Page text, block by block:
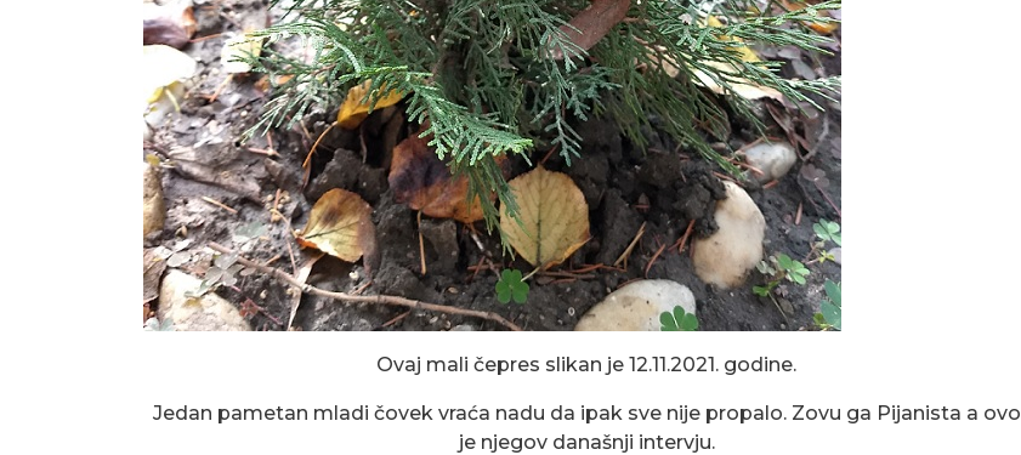
Ovaj mali čepres slikan je 12.11.2021. godine.
Jedan pametan mladi čovek vraća nadu da ipak sve nije propalo. Zovu ga Pijanista a ovo
je njegov današnji intervju.